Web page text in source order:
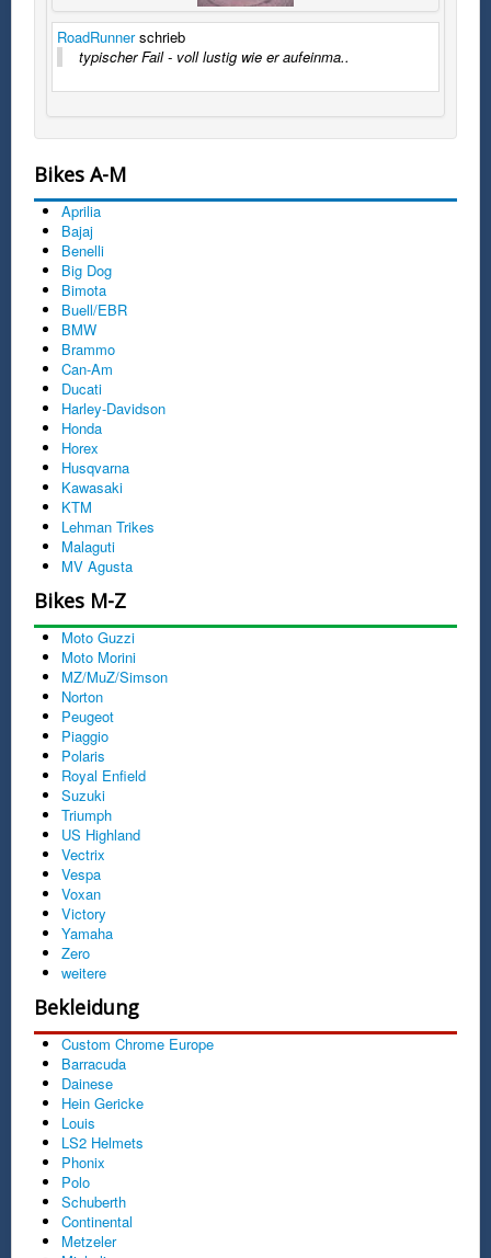
RoadRunnerschrieb
typischer Fail - voll lustig wie er aufeinma..
Bikes A-M
Aprilia
Bajaj
Benelli
Big Dog
Bimota
Buell/EBR
BMW
Brammo
Can-Am
Ducati
Harley-Davidson
Honda
Horex
Husqvarna
Kawasaki
KTM
Lehman Trikes
Malaguti
MV Agusta
Bikes M-Z
Moto Guzzi
Moto Morini
MZ/MuZ/Simson
Norton
Peugeot
Piaggio
Polaris
Royal Enfield
Suzuki
Triumph
US Highland
Vectrix
Vespa
Voxan
Victory
Yamaha
Zero
weitere
Bekleidung
Custom Chrome Europe
Barracuda
Dainese
Hein Gericke
Louis
LS2 Helmets
Phonix
Polo
Schuberth
Continental
Metzeler